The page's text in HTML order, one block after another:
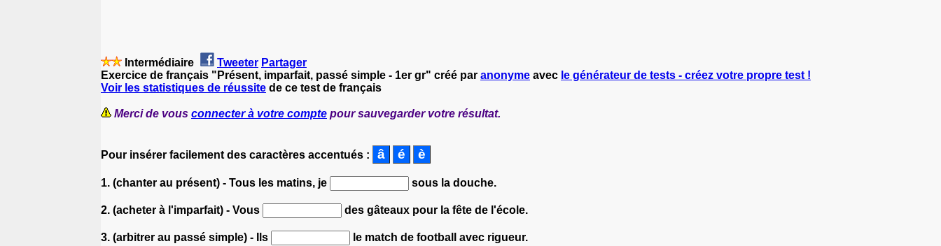
Intermédiaire Tweeter Partager
Exercice de français "Présent, imparfait, passé simple - 1er gr" créé par anonyme avec le générateur de tests - créez votre propre test !
Voir les statistiques de réussite de ce test de français
Merci de vous connecter à votre compte pour sauvegarder votre résultat.
Pour insérer facilement des caractères accentués :
1. (chanter au présent) - Tous les matins, je sous la douche.
2. (acheter à l'imparfait) - Vous des gâteaux pour la fête de l'école.
3. (arbitrer au passé simple) - Ils le match de football avec rigueur.